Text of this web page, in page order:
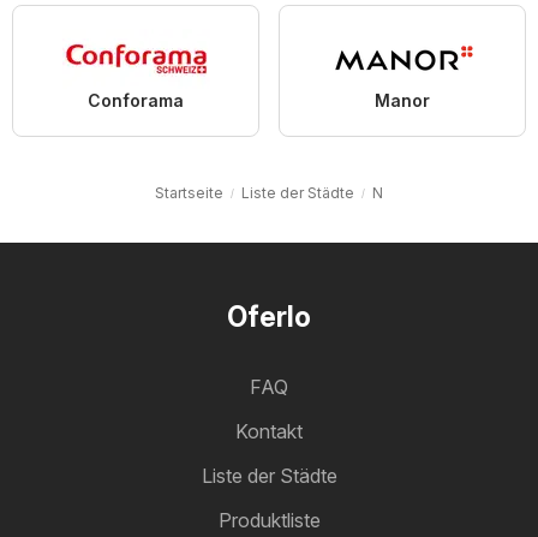
Conforama Manor
Startseite Liste der Städte N
Oferlo
FAQ
Kontakt
Liste der Städte
Produktliste